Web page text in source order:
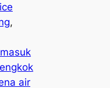
air